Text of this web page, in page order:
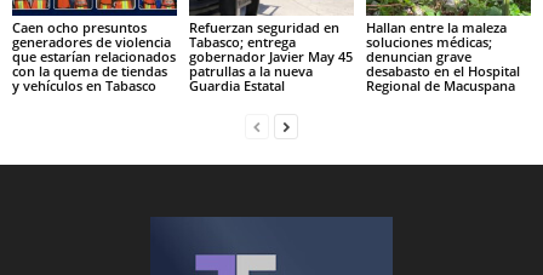
Caen ocho presuntos
generadores de violencia
que estarían relacionados
con la quema de tiendas
y vehículos en Tabasco
Refuerzan seguridad en
Tabasco; entrega
gobernador Javier May 45
patrullas a la nueva
Guardia Estatal
Hallan entre la maleza
soluciones médicas;
denuncian grave
desabasto en el Hospital
Regional de Macuspana